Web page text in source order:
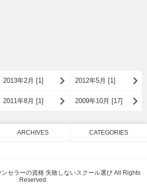
2013年2月 [1] 2012年5月 [1]
2011年8月 [1] 2009年10月 [17]
ARCHIVES CATEGORIES
セラーの資格 失敗しないスクール選び All Rights
Reserved.